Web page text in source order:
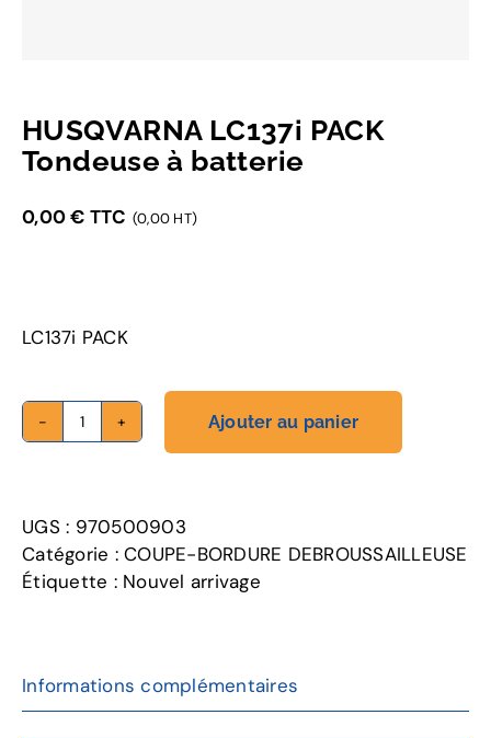
HUSQVARNA LC137i PACK
Tondeuse à batterie
0,00€ TTC (0,00 HT)
LC137i PACK
quantité
LC137i
PACK
Tondeuse
Ajouter au panier
UGS : 970500903
Catégorie :COUPE-BORDURE DEBROUSSAILLEUSE
Étiquette : Nouvel arrivage
Informations complémentaires